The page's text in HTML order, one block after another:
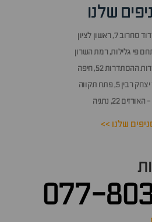
שלנו
7, ראשון לציון
פי גלילות, רמת השרון
ההסתדרות 52, חיפה
5, פתח תקווה
22, נתניה
שלנו >>
077-
call